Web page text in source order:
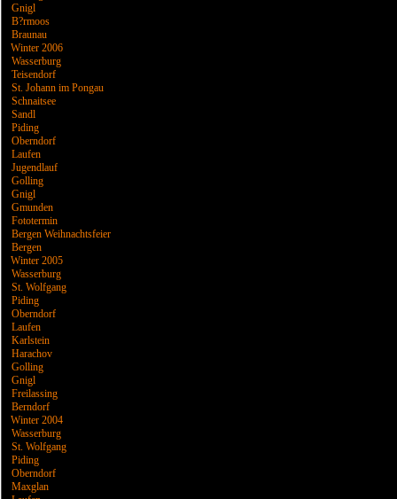
Gnigl
B?rmoos
Braunau
Winter 2006
Wasserburg
Teisendorf
St. Johann im Pongau
Schnaitsee
Sandl
Piding
Oberndorf
Laufen
Jugendlauf
Golling
Gnigl
Gmunden
Fototermin
Bergen Weihnachtsfeier
Bergen
Winter 2005
Wasserburg
St. Wolfgang
Piding
Oberndorf
Laufen
Karlstein
Harachov
Golling
Gnigl
Freilassing
Berndorf
Winter 2004
Wasserburg
St. Wolfgang
Piding
Oberndorf
Maxglan